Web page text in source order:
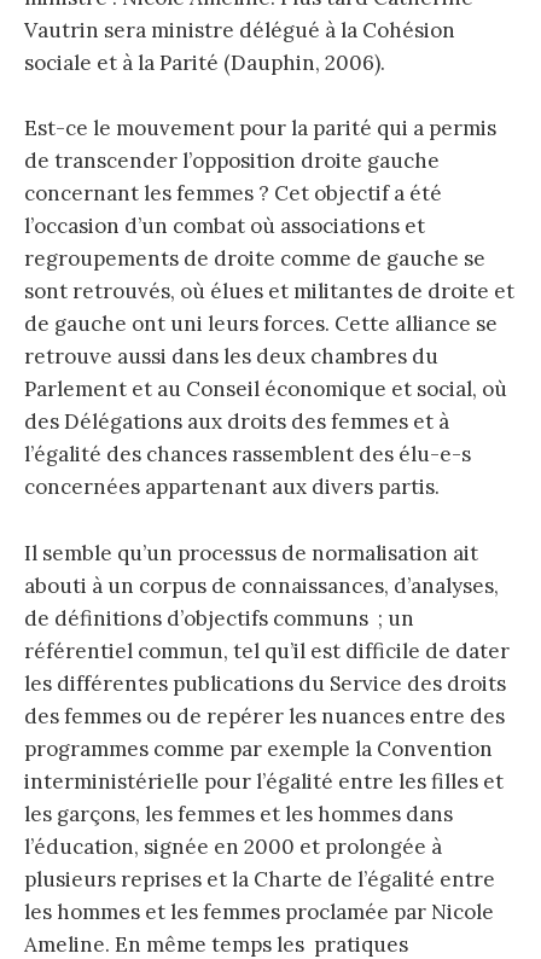
Vautrin sera ministre délégué à la Cohésion
sociale et à la Parité (Dauphin, 2006).
Est-ce le mouvement pour la parité qui a permis
de transcender l’opposition droite gauche
concernant les femmes ? Cet objectif a été
l’occasion d’un combat où associations et
regroupements de droite comme de gauche se
sont retrouvés, où élues et militantes de droite et
de gauche ont uni leurs forces. Cette alliance se
retrouve aussi dans les deux chambres du
Parlement et au Conseil économique et social, où
des Délégations aux droits des femmes et à
l’égalité des chances rassemblent des élu-e-s
concernées appartenant aux divers partis.
Il semble qu’un processus de normalisation ait
abouti à un corpus de connaissances, d’analyses,
de définitions d’objectifs communs ; un
référentiel commun, tel qu’il est difficile de dater
les différentes publications du Service des droits
des femmes ou de repérer les nuances entre des
programmes comme par exemple la Convention
interministérielle pour l’égalité entre les filles et
les garçons, les femmes et les hommes dans
l’éducation, signée en 2000 et prolongée à
plusieurs reprises et la Charte de l’égalité entre
les hommes et les femmes proclamée par Nicole
Ameline. En même temps les pratiques